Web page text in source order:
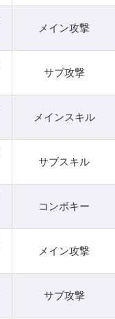
メイン攻撃
サブ攻撃
メインスキル
サブスキル
コンボキー
メイン攻撃
サブ攻撃